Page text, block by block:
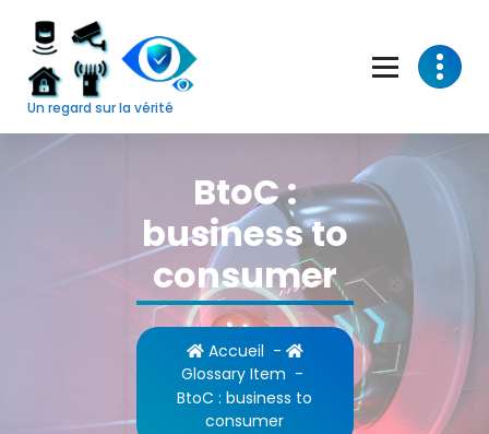
content
Un regard sur la vérité
BtoC :
business to
consumer
Accueil -
Glossary Item -
BtoC : business to
consumer